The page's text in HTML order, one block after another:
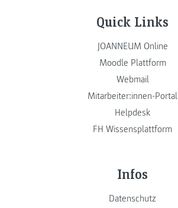
Quick Links
JOANNEUM Online
Moodle Plattform
Webmail
Mitarbeiter:innen-Portal
Helpdesk
FH Wissensplattform
Infos
Datenschutz